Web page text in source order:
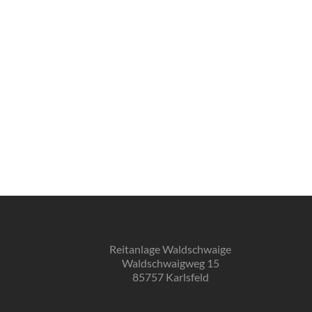
Reitanlage Waldschwaige
Waldschwaigweg 15
85757 Karlsfeld